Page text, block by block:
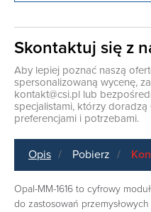
Skontaktuj się z
Aby lepiej poznać naszą
spersonalizowaną wycenę,
kontakt@csi.pl lub
specjalistami, którzy
preferencjami i potrzebami.
Opis Pobierz
Opal-MM-1616 to cyfrowy
do zastosowań